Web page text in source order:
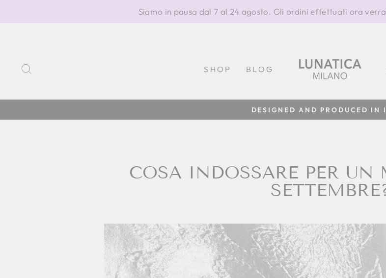
Siamo in pausa dal 7 al 24 agosto. Gli ordini effettuati ora
SHOP BLOG
Metti
100% MADE IN ITALY
COSA INDOSSARE PER